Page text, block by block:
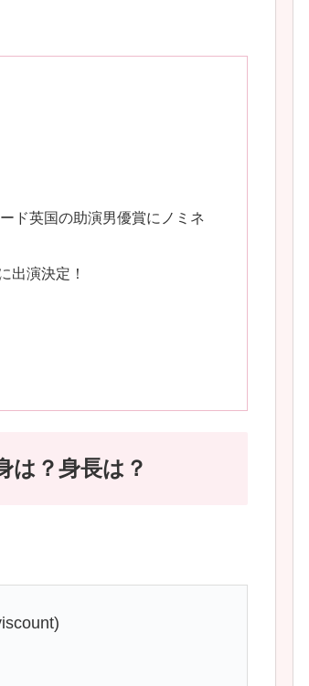
ド英国の助演男優賞にノミネ
出演決定！
？身長は？